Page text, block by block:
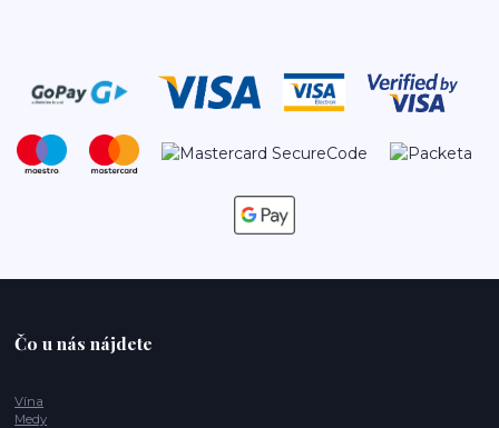
Čo u nás nájdete
Vína
Medy